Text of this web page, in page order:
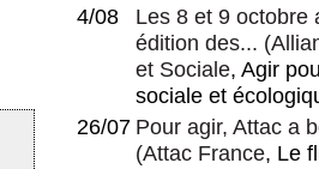
4/08
Les 8 et 9 octobre
édition des... (
et Sociale, Agir
sociale et
26/07 Pour agir, Attac a
(Attac France, Le